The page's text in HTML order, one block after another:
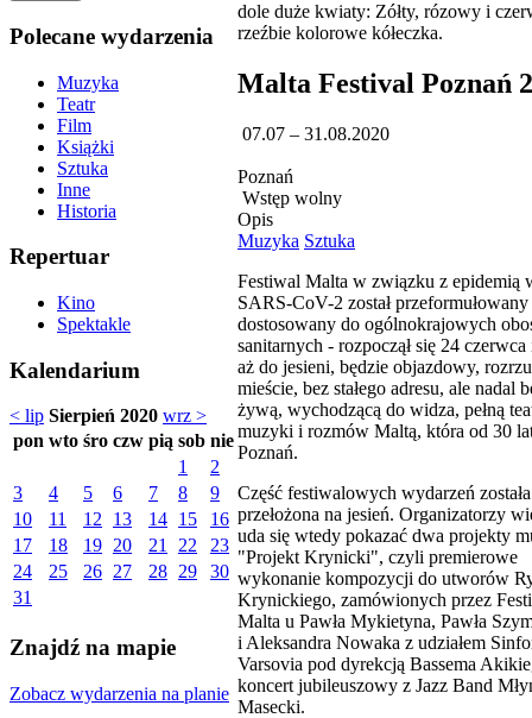
Polecane wydarzenia
Muzyka
Teatr
Film
Książki
Sztuka
Inne
Historia
Repertuar
Kino
Spektakle
Kalendarium
< lip Sierpień 2020 wrz >
pon wto śro czw pią sob nie
1
2
3
4 5 6 7 8
9
10
11 12 13 14 15
16
17
18 19 20 21 22
23
24
25 26 27 28 29
30
31
Znajdź na mapie
Zobacz wydarzenia na planie
Malta Festival Poznań
07.07 – 31.08.2020
Poznań
Wstęp wolny
Opis
Muzyka Sztuka
Festiwal Malta w związku z epidemią
SARS-CoV-2 został
dostosowany do ogólnokrajowych
sanitarnych - rozpoczął się 24
aż do jesieni, będzie objazdowy,
mieście, bez stałego adresu, ale nadal
żywą, wychodzącą do widza, pełną
muzyki i rozmów Maltą, która od 30
Poznań.
Część festiwalowych wydarzeń została
przełożona na jesień. Organizatorzy
uda się wtedy pokazać dwa projekty
"Projekt Krynicki", czyli premierowe
wykonanie kompozycji do utworów
Krynickiego, zamówionych przez
Malta u Pawła Mykietyna, Pawła
i Aleksandra Nowaka z udziałem
Varsovia pod dyrekcją Bassema
koncert jubileuszowy z Jazz Band
Masecki.